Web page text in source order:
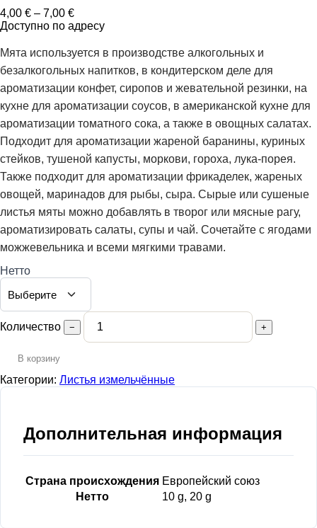
4,00 € – 7,00 €Диапазон
цен:
–
Доступно по адресу
Мята используется в производстве алкогольных и
безалкогольных напитков, в кондитерском деле для
ароматизации конфет, сиропов и жевательной резинки, на
кухне для ароматизации соусов, в американской кухне для
ароматизации томатного сока, а также в овощных салатах.
Подходит для ароматизации жареной баранины, куриных
стейков, тушеной капусты, моркови, гороха, лука-порея.
Также подходит для ароматизации фрикаделек, жареных
овощей, маринадов для рыбы, сыра. Сырые или сушеные
листья мяты можно добавлять в творог или мясные рагу,
ароматизировать салаты, супы и чай. Сочетайте с ягодами
можжевельника и всеми мягкими травами.
Нетто
Количество − +
В корзину
Категории: Листья измельчённые
Дополнительная информация
Страна происхождения Европейский союз
Нетто
10 g, 20 g